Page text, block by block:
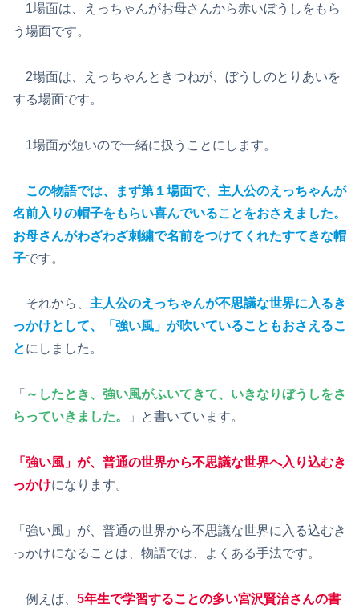
1場面は、えっちゃんがお母さんから赤いぼうしをもら
う場面です。
2場面は、えっちゃんときつねが、ぼうしのとりあいを
する場面です。
1場面が短いので一緒に扱うことにします。
この物語では、まず第１場面で、主人公のえっちゃんが
名前入りの帽子をもらい喜んでいることをおさえました。
お母さんがわざわざ刺繍で名前をつけてくれたすてきな帽
子です。
それから、 主人公のえっちゃんが不思議な世界に入るき
っかけとして、「強い風」が吹いていることもおさえるこ
とにしました。
「 ～したとき、強い風がふいてきて、いきなりぼうしをさ
らっていきました。
」と書いています。
「強い風」が、普通の世界から不思議な世界へ入り込むき
っかけになります。
「強い風」が、普通の世界から不思議な世界に入る込むき
っかけになることは、物語では、よくある手法です。
例えば、 5年生で学習することの多い宮沢賢治さんの書